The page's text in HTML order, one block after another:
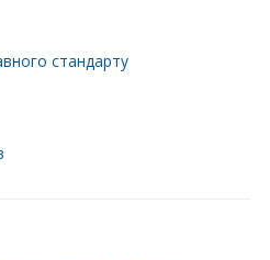
стандарту